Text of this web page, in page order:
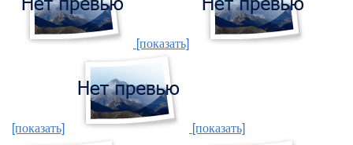
[показать]
[показать] [показать]